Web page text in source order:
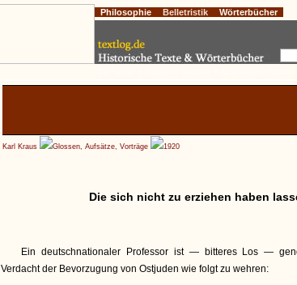
Karl Kraus Glossen, Aufsätze, Vorträge 1920
Die sich nicht zu erziehen haben
Ein deutschnationaler Professor ist — bitteres Los —
Verdacht der Bevorzugung von Ostjuden wie folgt zu wehren:
Philosophie Belletristik Wörterbücher